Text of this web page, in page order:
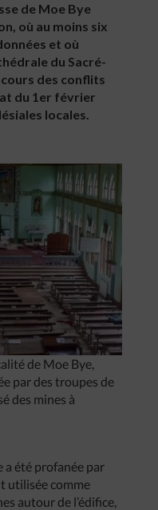
de Moe Bye
où au moins six
et où
du Sacré-
des conflits
du 1er février
locales.
de Moe Bye,
par des troupes de
des mines à
a été profanée par
utilisée comme
autour de l’édifice,